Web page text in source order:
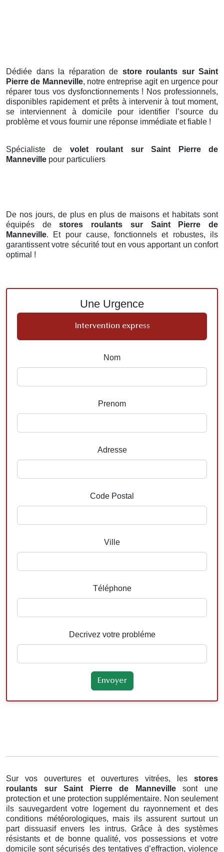
Dédiée dans la réparation de store roulants sur Saint
Pierre de Manneville, notre entreprise agit en urgence pour
réparer tous vos dysfonctionnements ! Nos professionnels,
disponibles rapidement et prêts à intervenir à tout moment,
se interviennent à domicile pour identifier l’source du
problème et vous fournir une réponse immédiate et fiable !
Spécialiste de volet roulant sur Saint Pierre de
Manneville pour particuliers
De nos jours, de plus en plus de maisons et habitats sont
équipés destores roulants
sur Saint Pierre de
Manneville. Et pour cause, fonctionnels et robustes, ils
garantissent votre sécurité tout en vous apportant un confort
optimal !
Une Urgence
Intervention express
Nom
Prenom
Adresse
Code Postal
Ville
Téléphone
Decrivez votre probléme
Sur vos ouvertures et ouvertures vitrées, les stores
roulants
sur Saint Pierre de Mannevillesont une
protection et une protection supplémentaire. Non seulement
ils sauvegardent votre logement du rayonnement et des
conditions météorologiques, mais ils assurent surtout un
part dissuasif envers les intrus. Grâce à des systèmes
résistants et de bonne qualité, vos possessions et votre
domicile sont sécurisés des tentatives d’effraction, violence